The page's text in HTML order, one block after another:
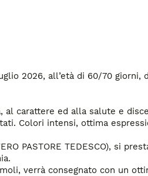
2026, all’età di 60/70 giorni,
carattere ed alla salute e
Colori intensi, ottima
PASTORE TEDESCO), si
verrà consegnato con un